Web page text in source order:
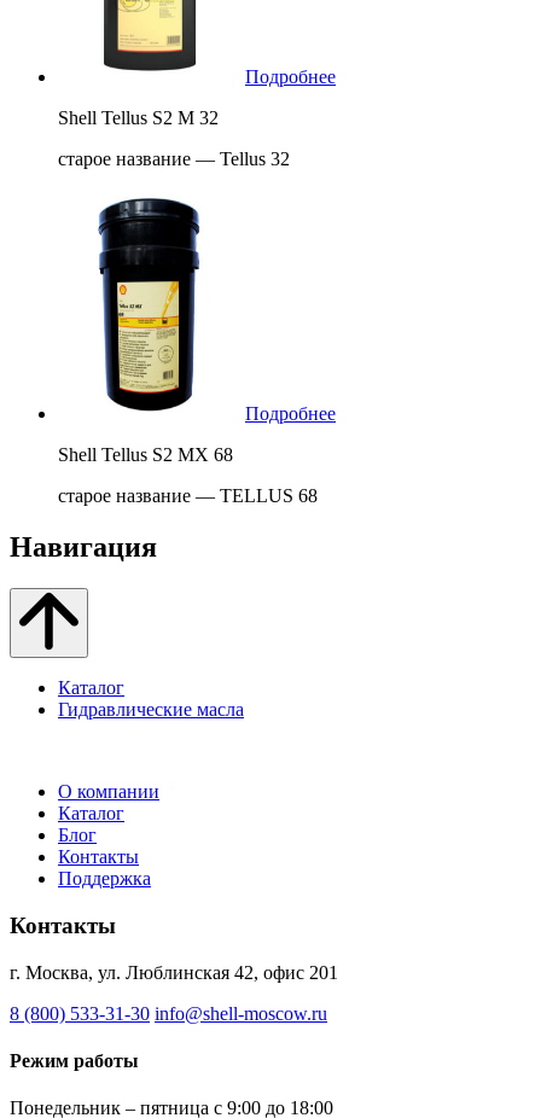
Подробнее
Shell Tellus S2 M 32
старое название — Tellus 32
Подробнее
Shell Tellus S2 MX 68
старое название — TELLUS 68
Навигация
Каталог
Гидравлические масла
О компании
Каталог
Блог
Контакты
Поддержка
Контакты
г. Москва, ул. Люблинская 42, офис 201
8 (800) 533-31-30 info@shell-moscow.ru
Режим работы
Понедельник – пятница с 9:00 до 18:00